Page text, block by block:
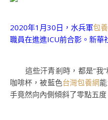
2020年1月30日，水兵軍包養
職員在進進ICU前合影。新華
這些汗青剎時，都是“我”
咖啡杯，被藍色台灣包養網
手竟然向內側傾斜了零點五